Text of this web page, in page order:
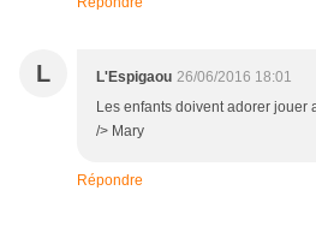
L L'Espigaou 26/06/2016 18:01
Les enfants doivent adorer jouer
/> Mary
Répondre